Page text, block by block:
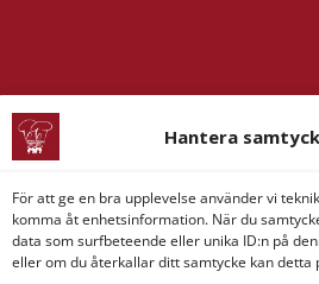
Hantera
För att ge en bra upplevelse använder vi
komma åt enhetsinformation. När du
data som surfbeteende eller unika ID:n på
eller om du återkallar ditt samtycke kan
Företagsinformation
Verner & Verner
Lilla Klädpressaregatan
11
411 05 Göteborg